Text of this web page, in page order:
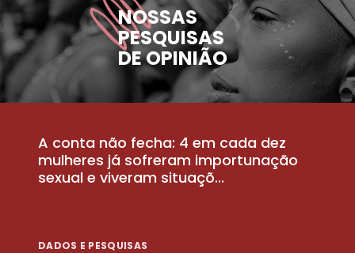
NOSSAS
PESQUISAS
DE OPINIÃO
A conta não fecha: 4 em cada dez
mulheres já sofreram importunação
sexual e viveram situaçõ...
DADOS E PESQUISAS